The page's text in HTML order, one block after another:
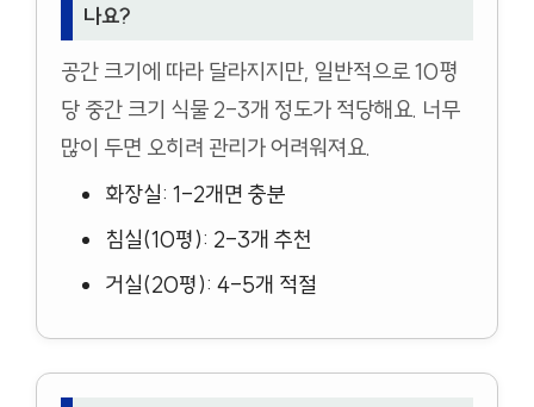
나요?
공간 크기에 따라 달라지지만, 일반적으로 10평
당 중간 크기 식물 2-3개 정도가 적당해요. 너무
많이 두면 오히려 관리가 어려워져요.
화장실: 1-2개면 충분
침실(10평): 2-3개 추천
거실(20평): 4-5개 적절